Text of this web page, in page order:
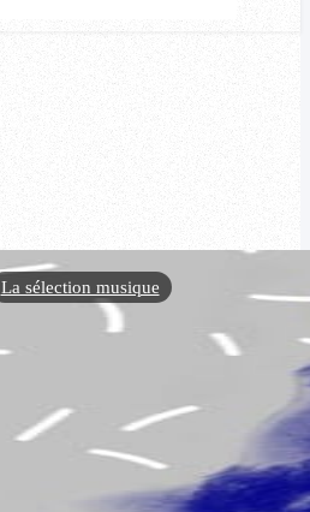
La sélection musique